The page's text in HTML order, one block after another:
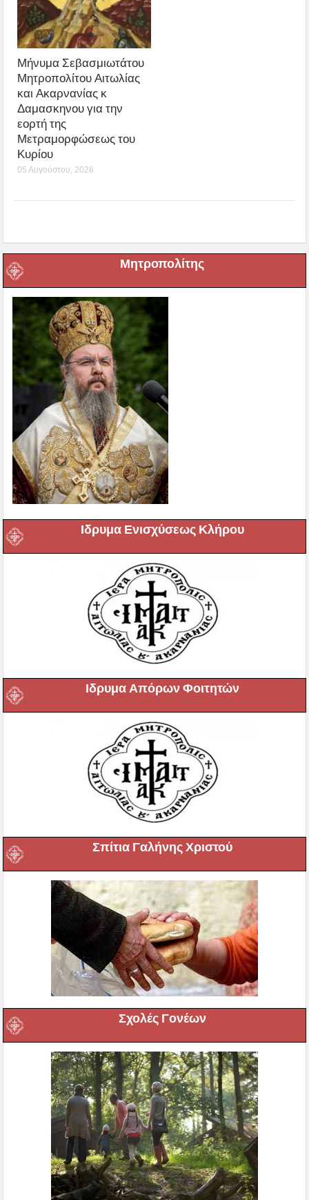
Μήνυμα Σεβασμιωτάτου
Μητροπολίτου Αιτωλίας
και Ακαρνανίας κ
Δαμασκηνου για την
εορτή της
Μετραμορφώσεως του
Κυρίου
05 Αυγούστου, 2026
Μητροπολίτης
Ιδρυμα Ενισχύσεως Κλήρου
Ιδρυμα Απόρων Φοιτητών
Σπίτια Γαλήνης Χριστού
Σχολές Γονέων